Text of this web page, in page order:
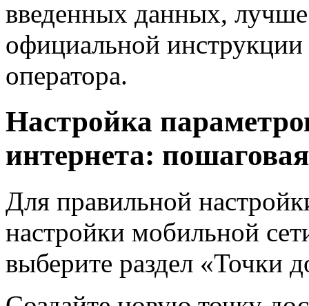
введенных данных, лучше
официальной
оператора.
Настройка
интернета:
Для правильной
настройки мобильной
выберите раздел «Точки